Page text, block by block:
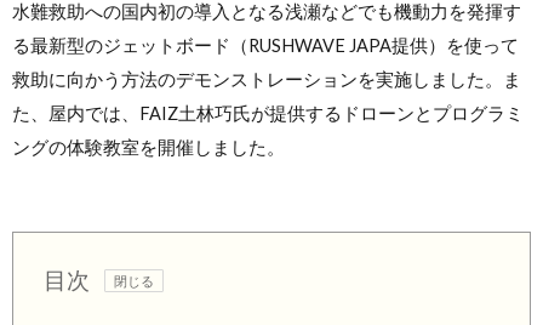
水難救助への国内初の導入となる浅瀬などでも機動力を発揮す
る最新型のジェットボード（RUSHWAVE JAPA提供）を使って
救助に向かう方法のデモンストレーションを実施しました。ま
た、屋内では、FAIZ土林巧氏が提供するドローンとプログラミ
ングの体験教室を開催しました。
目次